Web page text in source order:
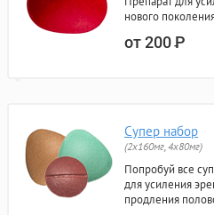
нового
от 200Р
Супер набор
(2х160мг, 4х80мг)
Попробуй все
для усиления
продления